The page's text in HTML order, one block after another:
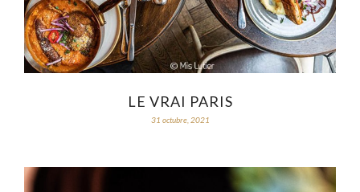
LE VRAI PARIS
31 octubre, 2021